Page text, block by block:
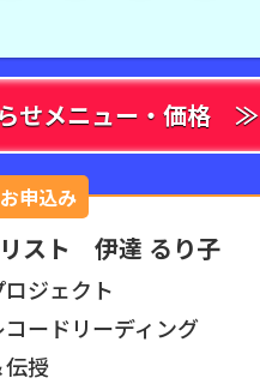
せメニュー・価格 ≫
申込み
スト 伊達 るり子
ジェクト
ードリーディング
授